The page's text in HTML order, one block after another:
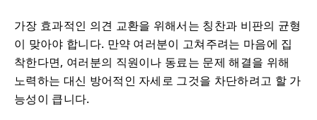
가장 효과적인 의견 교환을 위해서는 칭찬과 비판의 균형
이 맞아야 합니다. 만약 여러분이 고쳐주려는 마음에 집
착한다면, 여러분의 직원이나 동료는 문제 해결을 위해
노력하는 대신 방어적인 자세로 그것을 차단하려고 할 가
능성이 큽니다.